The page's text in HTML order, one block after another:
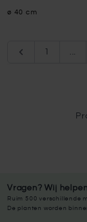
ø 40 cm
Pagina
Pagina Pagina...
Vragen? Wij
Ruim 500 verschillende
De planten worden